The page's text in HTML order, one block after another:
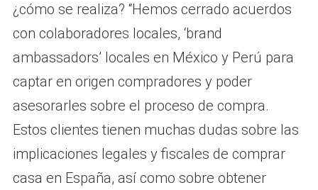
¿cómo se realiza? “Hemos cerrado acuerdos
con colaboradores locales, ‘brand
ambassadors’ locales en México y Perú para
captar en origen compradores y poder
asesorarles sobre el proceso de compra.
Estos clientes tienen muchas dudas sobre las
implicaciones legales y fiscales de comprar
casa en España, así como sobre obtener